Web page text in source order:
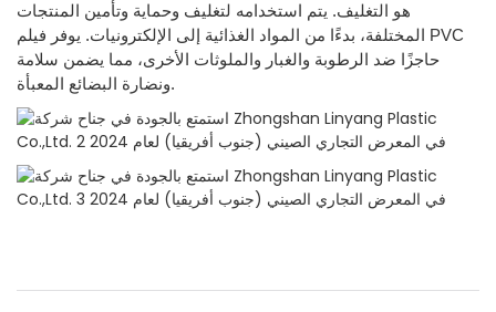
هو التغليف. يتم استخدامه لتغليف وحماية وتأمين المنتجات
المختلفة، بدءًا من المواد الغذائية إلى الإلكترونيات. يوفر فيلم PVC
حاجزًا ضد الرطوبة والغبار والملوثات الأخرى، مما يضمن سلامة
ونضارة البضائع المعبأة.